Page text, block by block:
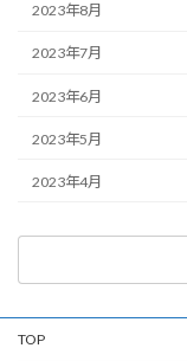
2023年8月
2023年7月
2023年6月
2023年5月
2023年4月
TOP